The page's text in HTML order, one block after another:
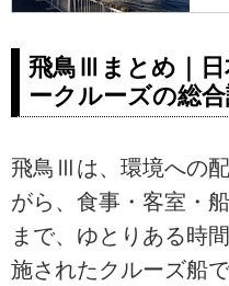
Ⅲ
か
「
で
目
ん
に
ー
ム
飛鳥Ⅲまとめ｜日
ークルーズの総
飛鳥Ⅲは、環境への
がら、食事・客室・
まで、ゆとりある時
施されたクルーズ船